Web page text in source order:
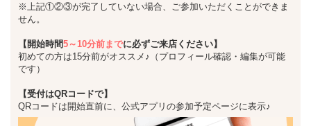
※上記①②③が完了していない場合、ご参加いただくことができま
せん。
【開始時間5～10分前までに必ずご来店ください】
初めての方は15分前がオススメ♪（プロフィール確認・編集が可能
です）
【受付はQRコードで】
QRコードは開始直前に、公式アプリの参加予定ページに表示♪